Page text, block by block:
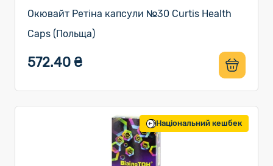
Окювайт Ретіна капсули №30 Curtis Health
Caps (Польща)
572.40 ₴
Національний кешбек